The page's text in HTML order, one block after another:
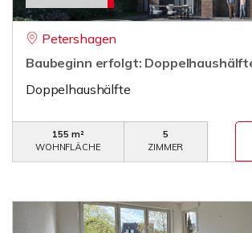
Petershagen
Baubeginn erfolgt:
Doppelhaushälfte
155 m²
WOHNFLÄCHE
5
ZIMMER